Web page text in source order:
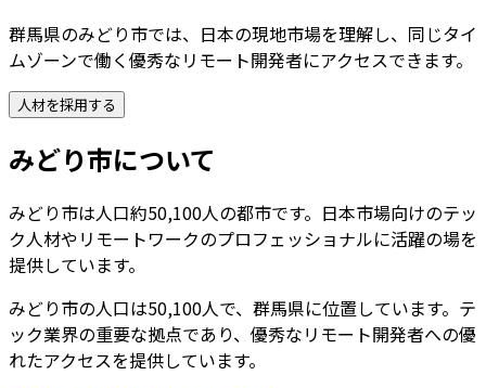
群馬県のみどり市では、日本の現地市場を理解し、同じタイ
ムゾーンで働く優秀なリモート開発者にアクセスできます。
人材を採用する
みどり市について
みどり市は人口約50,100人の都市です。日本市場向けのテッ
ク人材やリモートワークのプロフェッショナルに活躍の場を
提供しています。
みどり市の人口は50,100人で、 群馬県に位置しています。テ
ック業界の重要な拠点であり、優秀なリモート開発者への優
れたアクセスを提供しています。